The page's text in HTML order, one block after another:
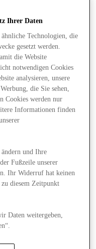
Ihrer Daten
Technologien, die
gesetzt werden.
die Website
notwendigen Cookies
analysieren, unsere
die Sie sehen,
Cookies werden nur
Informationen finden
und Ihre
Fußzeile unserer
Ihr Widerruf hat keinen
diesem Zeitpunkt
Daten weitergeben,